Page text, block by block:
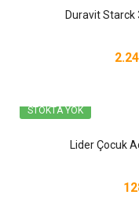
Duravit Starck
STOKTA YOK
Lider Çocuk